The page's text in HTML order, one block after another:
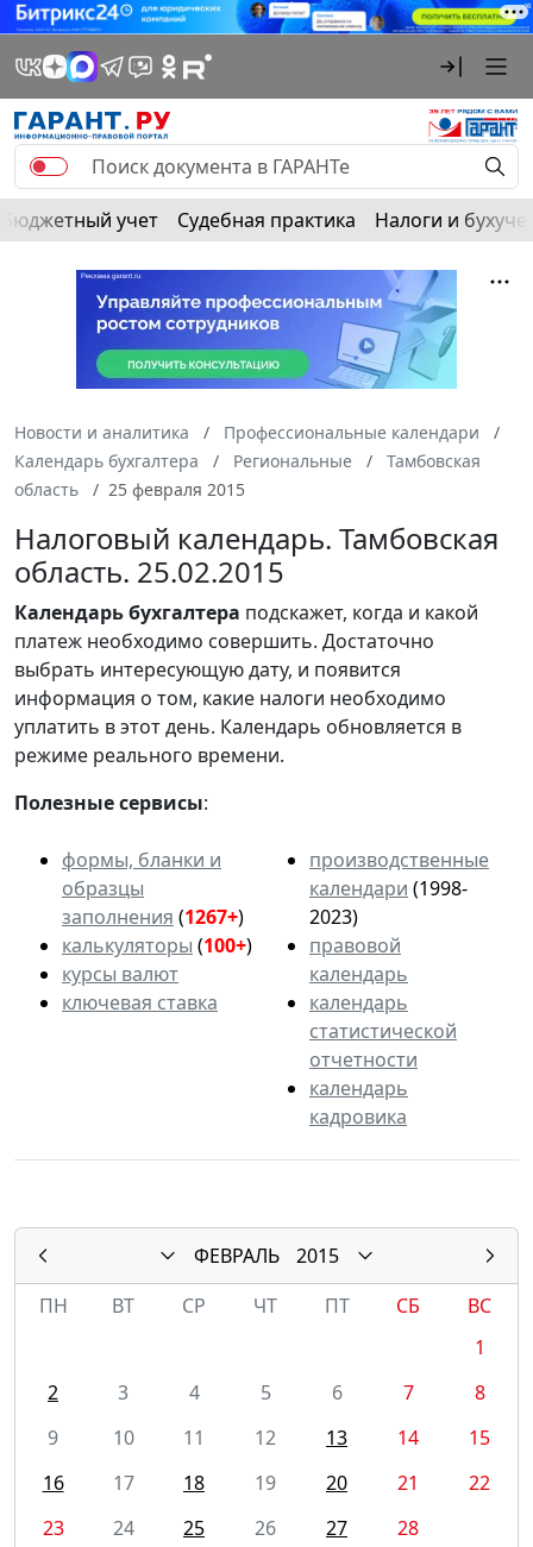
Бюджетный учет Судебная практика Налоги и
Новости и аналитика
Профессиональные календари
Календарь бухгалтера
Региональные
Тамбовская
область
25 февраля 2015
Налоговый календарь. Тамбовская
область. 25.02.2015
Календарьбухгалтера подскажет, когда и какой
платеж необходимо совершить. Достаточно
выбрать интересующую дату, и появится
информация о том, какие налоги необходимо
уплатить в этот день. Календарь обновляется в
режиме реального времени.
Полезные сервисы:
формы, бланки и
образцы
заполнения (1267+)
калькуляторы (100+)
курсы валют
ключевая ставка
производственные
календари (1998-
2023)
правовой
календарь
календарь
статистической
отчетности
календарь
кадровика
ФЕВРАЛЬ
2015
ПН
ВТ СР ЧТ ПТ СБ
ВС
1
2
3 4 5 6 7
8
9
10 11 12 13 14
15
16
17 18 19 20 21
22
23
24 25 26 27 28